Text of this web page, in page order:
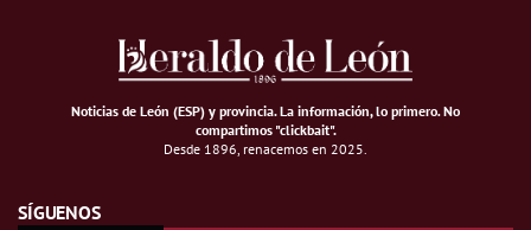
Noticias de León (ESP) y provincia. La información, lo primero.No
compartimos "clickbait".
Desde 1896, renacemos en 2025.
SÍGUENOS